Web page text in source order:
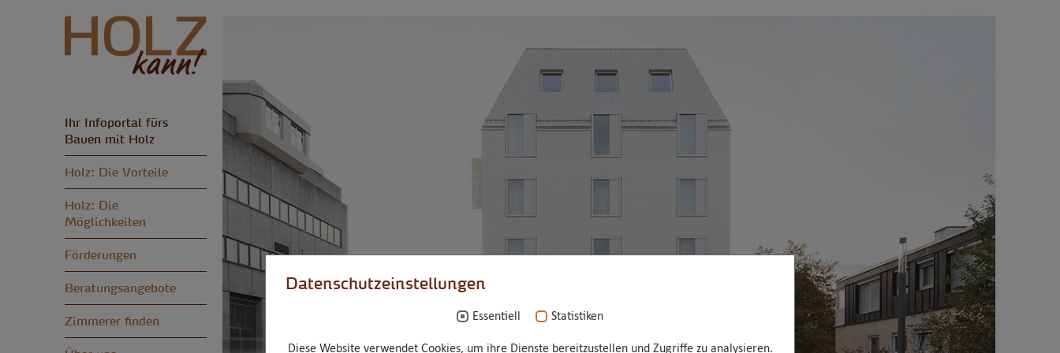
Ihr Infoportal fürs
Bauen mit Holz
Holz: Die Vorteile
Holz: Die
Möglichkeiten
Förderungen
Beratungsangebote
Zimmerer finden
Datenschutzeinstellungen
Essentiell Statistiken
Diese Website verwendet Cookies, um ihre Dienste bereitzustellen und Zugriffe zu analysieren.